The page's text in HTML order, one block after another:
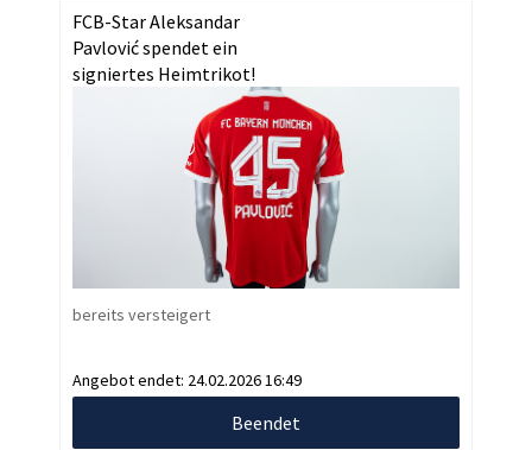
FCB-Star Aleksandar
Pavlović spendet ein
signiertes Heimtrikot!
bereits versteigert
Angebot endet: 24.02.2026 16:49
Beendet